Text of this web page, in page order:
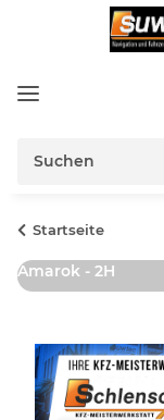
Startseite
Amarok - 2H